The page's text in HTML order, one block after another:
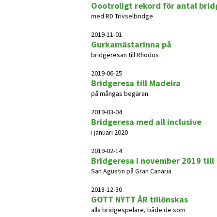
Oootroligt rekord för antal
med RD Trivselbridge
2019-11-01
Gurkamästarinna på
bridgeresan till Rhodos
2019-06-25
Bridgeresa till Madeira
på mångas begäran
2019-03-04
Bridgeresa med all inclusive
i januari 2020
2019-02-14
Bridgeresa i november 2019 till
San Agustin på Gran Canaria
2018-12-30
GOTT NYTT ÅR tillönskas
alla bridgespelare, både de som